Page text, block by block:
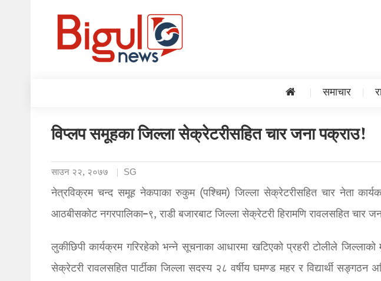
समाचार
विप्लप समूहका जिल्ला सेक्रेटरीसहित चार जना पक्राउ!
साउन २२, २०७७ SG
नेत्रविक्रम चन्द समूह नेकपाका रुकुम (पश्चिम) जिल्ला सेक्रेटरीसहित चार नेता
आठबीसकोट नगरपालिका–९, राडी बजारबाट जिल्ला सेक्रेटरी हिरामणि रावलसहित चार
लुकीछिपी कार्यक्रम गरिरहेको भन्ने सूचनाका आधारमा खटिएको प्रहरी टोलीले
सेक्रेटरी रावलसहित पार्टीका जिल्ला सदस्य २८ वर्षीय घमण्ड महर र विद्यार्थी सङ्गठन